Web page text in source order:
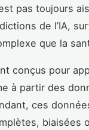
pas toujours
de l’IA,
que la
conçus pour
à partir des
ces
biaisées